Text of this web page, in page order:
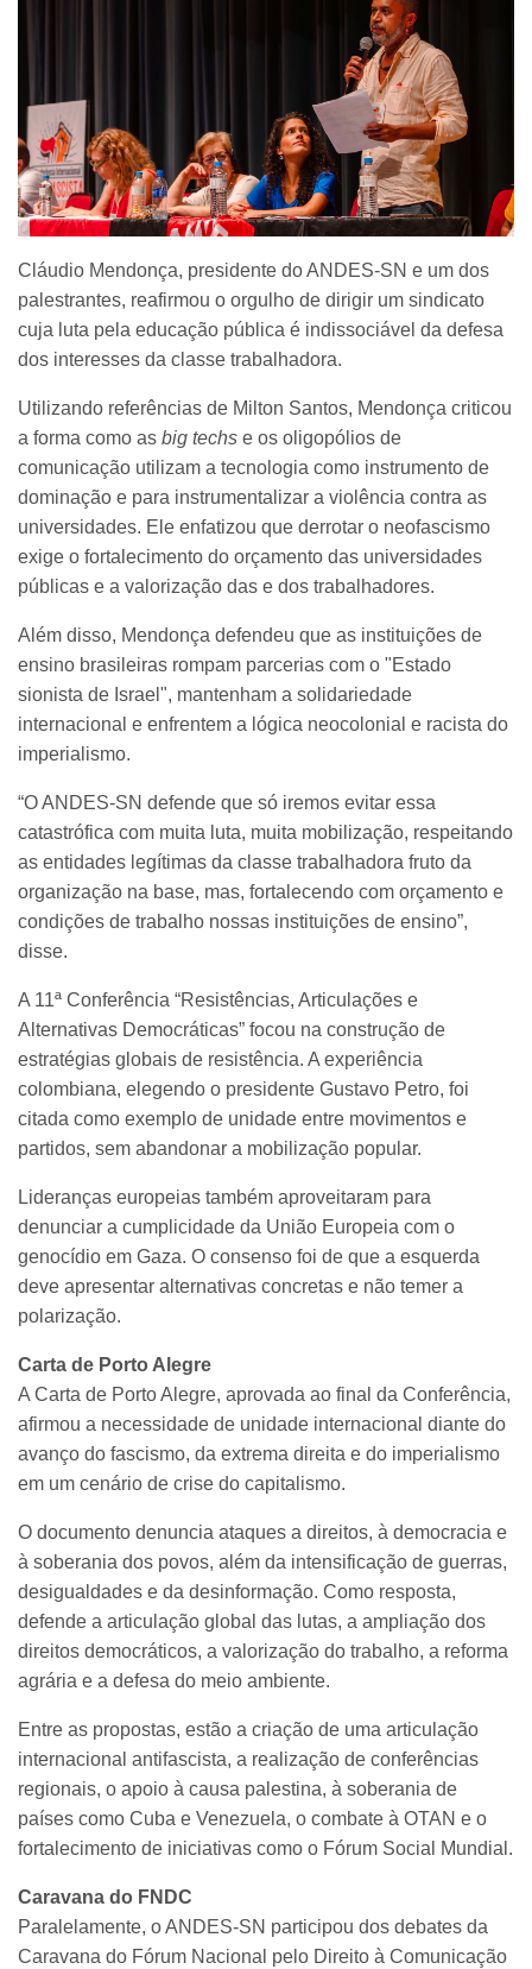
Cláudio Mendonça, presidente do ANDES-SN e um dos
palestrantes, reafirmou o orgulho de dirigir um sindicato
cuja luta pela educação pública é indissociável da defesa
dos interesses da classe trabalhadora.
Utilizando referências de Milton Santos, Mendonça criticou
a forma como as big techs e os oligopólios de
comunicação utilizam a tecnologia como instrumento de
dominação e para instrumentalizar a violência contra as
universidades. Ele enfatizou que derrotar o neofascismo
exige o fortalecimento do orçamento das universidades
públicas e a valorização das e dos trabalhadores.
Além disso, Mendonça defendeu que as instituições de
ensino brasileiras rompam parcerias com o "Estado
sionista de Israel", mantenham a solidariedade
internacional e enfrentem a lógica neocolonial e racista do
imperialismo.
“O ANDES-SN defende que só iremos evitar essa
catastrófica com muita luta, muita mobilização, respeitando
as entidades legítimas da classe trabalhadora fruto da
organização na base, mas, fortalecendo com orçamento e
condições de trabalho nossas instituições de ensino”,
disse.
A 11ª Conferência “Resistências, Articulações e
Alternativas Democráticas” focou na construção de
estratégias globais de resistência. A experiência
colombiana, elegendo o presidente Gustavo Petro, foi
citada como exemplo de unidade entre movimentos e
partidos, sem abandonar a mobilização popular.
Lideranças europeias também aproveitaram para
denunciar a cumplicidade da União Europeia com o
genocídio em Gaza. O consenso foi de que a esquerda
deve apresentar alternativas concretas e não temer a
polarização.
Carta de Porto Alegre
A Carta de Porto Alegre, aprovada ao final da Conferência,
afirmou a necessidade de unidade internacional diante do
avanço do fascismo, da extrema direita e do imperialismo
em um cenário de crise do capitalismo.
O documento denuncia ataques a direitos, à democracia e
à soberania dos povos, além da intensificação de guerras,
desigualdades e da desinformação. Como resposta,
defende a articulação global das lutas, a ampliação dos
direitos democráticos, a valorização do trabalho, a reforma
agrária e a defesa do meio ambiente.
Entre as propostas, estão a criação de uma articulação
internacional antifascista, a realização de conferências
regionais, o apoio à causa palestina, à soberania de
países como Cuba e Venezuela, o combate à OTAN e o
fortalecimento de iniciativas como o Fórum Social Mundial.
Caravana do FNDC
Paralelamente, o ANDES-SN participou dos debates da
Caravana do Fórum Nacional pelo Direito à Comunicação